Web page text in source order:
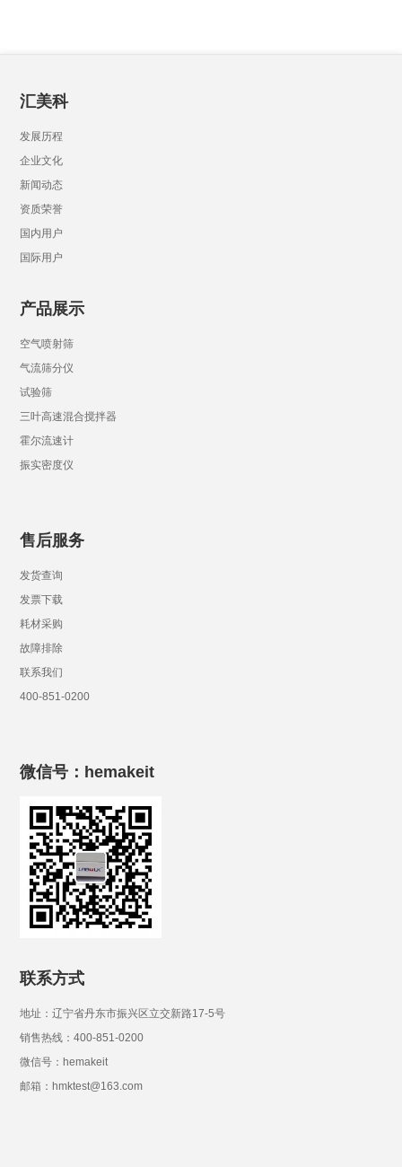
汇美科
发展历程
企业文化
新闻动态
资质荣誉
国内用户
国际用户
产品展示
空气喷射筛
气流筛分仪
试验筛
三叶高速混合搅拌器
霍尔流速计
振实密度仪
售后服务
发货查询
发票下载
耗材采购
故障排除
联系我们
400-851-0200
微信号：hemakeit
联系方式
地址：辽宁省丹东市振兴区立交新路17-5号
销售热线：400-851-0200
微信号：hemakeit
邮箱：hmktest@163.com